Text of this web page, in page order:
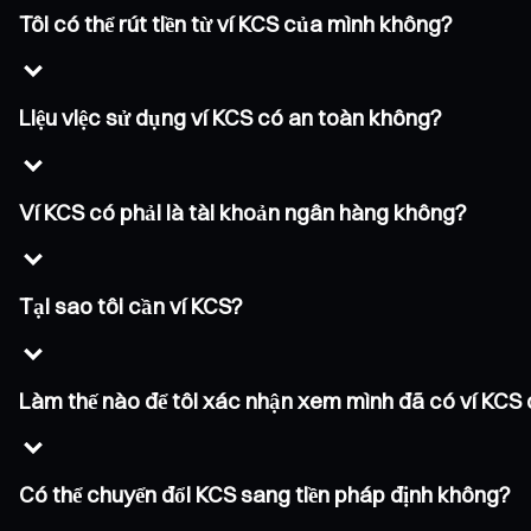
Tôi có thể rút tiền từ ví KCS của mình không?
Liệu việc sử dụng ví KCS có an toàn không?
Ví KCS có phải là tài khoản ngân hàng không?
Tại sao tôi cần ví KCS?
Làm thế nào để tôi xác nhận xem mình đã có ví KCS
Có thể chuyển đổi KCS sang tiền pháp định không?